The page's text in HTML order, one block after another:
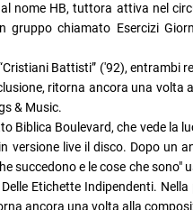
nome HB, tuttora attiva nel
chiamato Esercizi
Battisti” ('92), entrambi
ritorna ancora una volta
& Music.
Biblica Boulevard, che vede la
versione live il disco. Dopo un
succedono e le cose che sono"
Etichette Indipendenti.
ancora una volta alla